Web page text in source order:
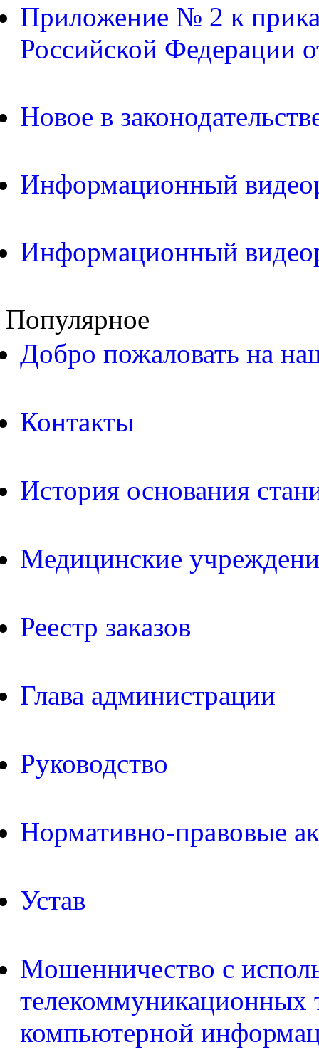
Приложение № 2 к
Российской Федерации
Новое в
Информационный
Информационный
Популярное
Добро пожаловать на
Контакты
История основания
Медицинские
Реестр заказов
Глава администрации
Руководство
Нормативно-правовые
Устав
Мошенничество с
телекоммуникационных
компьютерной